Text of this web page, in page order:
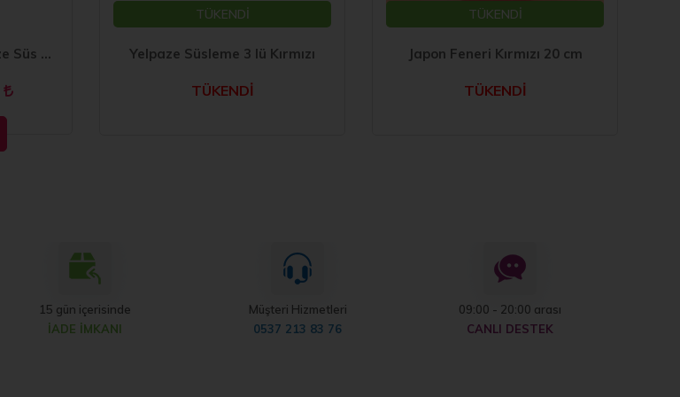
Kırmızı Puantiyeli Yelpaze Süs 3'lü Set
TÜKENDİ
Yelpaze Süsleme 3 lü Kırmızı
TÜKENDİ
TÜKENDİ
Japon Feneri Kırmızı 20 cm
TÜKENDİ
15 gün içerisinde
İADE İMKANI
Müşteri Hizmetleri
0537 213 83 76
09:00 - 20:00 arası
CANLI DESTEK